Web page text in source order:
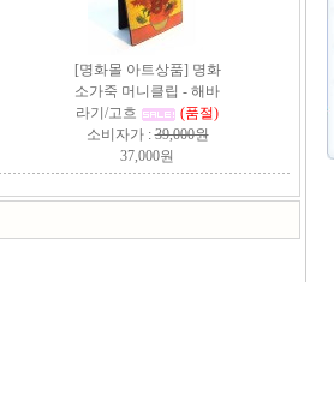
[명화몰 아트상품] 명화
소가죽 머니클립 - 해바
라기/고흐
(품절)
소비자가 :39,000원
37,000원